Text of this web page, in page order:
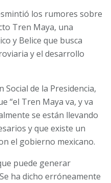
los rumores sobre
Tren Maya, una
y Belice que busca
y el desarrollo
Social de la Presidencia,
“el Tren Maya va, y va
se están llevando
y que existe un
el gobierno mexicano.
puede generar
ha dicho erróneamente